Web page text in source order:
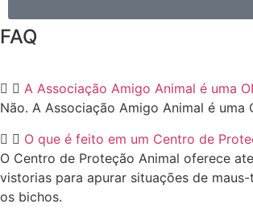
FAQ
A Associação Amigo Animal é uma
Não. A Associação Amigo Animal é
O que é feito em um Centro de
O Centro de Proteção Animal oferece
vistorias para apurar situações de
os bichos.